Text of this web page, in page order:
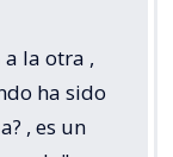
la otra ,
ha sido
, es un